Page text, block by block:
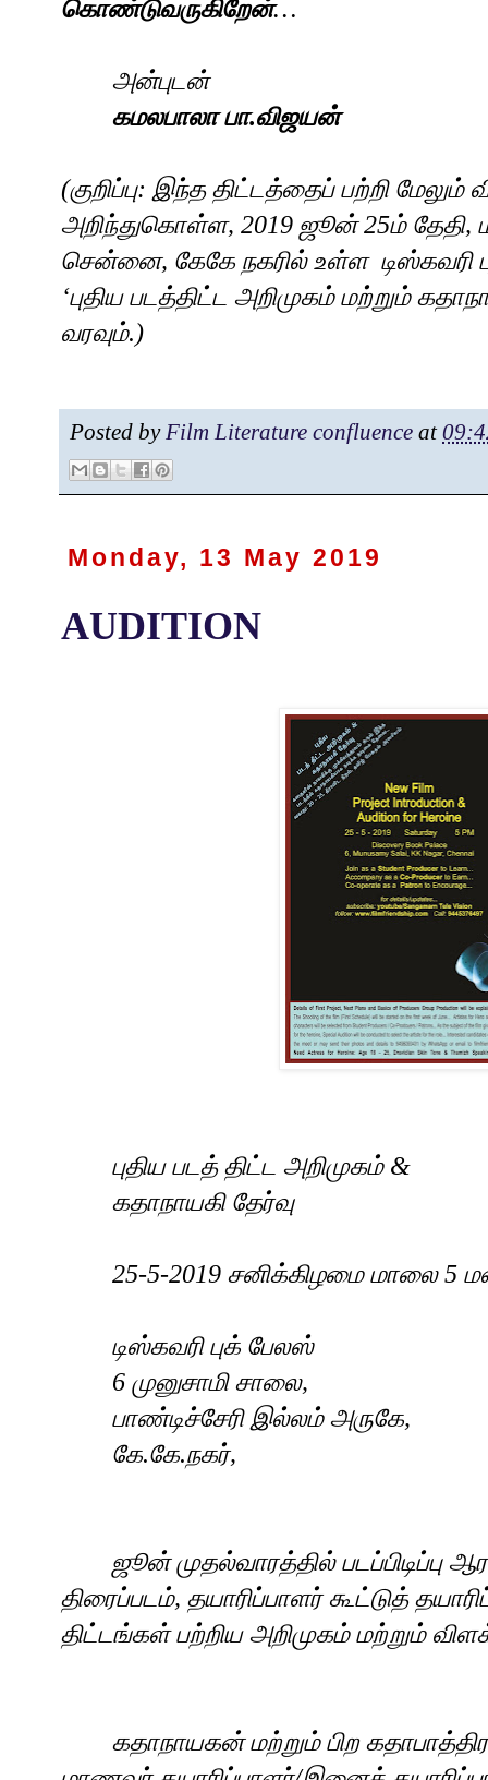
கொண்டுவருகிறேன்…
அன்புடன்
கமலபாலா பா.விஜயன்
(குறிப்பு: இந்த திட்டத்தைப் பற்றி மேலும்
அறிந்துகொள்ள, 2019 ஜூன் 25ம் தேதி,
சென்னை, கேகே நகரில் உள்ள டிஸ்கவரி
‘புதிய படத்திட்ட அறிமுகம் மற்றும்
வரவும்.)
Posted by Film Literature confluence at
Monday, 13 May 2019
AUDITION
புதிய படத் திட்ட அறிமுகம் &
கதாநாயகி தேர்வு
25-5-2019 சனிக்கிழமை மாலை5
டிஸ்கவரி புக் பேலஸ்
6 முனுசாமி சாலை,
பாண்டிச்சேரி இல்லம் அருகே,
கே.கே.நகர்,
ஜூன் முதல்வாரத்தில் படப்பிடிப்பு
திரைப்படம், தயாரிப்பாளர் கூட்டுத்
திட்டங்கள் பற்றிய அறிமுகம் மற்றும்
கதாநாயகன் மற்றும் பிற